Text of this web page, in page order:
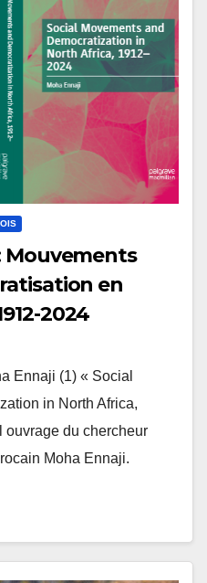
Mouvements
en
2024
Ennaji (1) « Social
in North Africa,
ouvrage du chercheur
Moha Ennaji.